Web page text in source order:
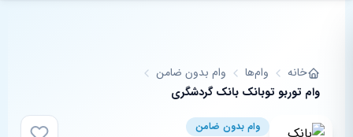
خانه وام‌ها
وام بدون ضامن
وام توربو توبانک بانک گردشگری
وام بدون ضامن